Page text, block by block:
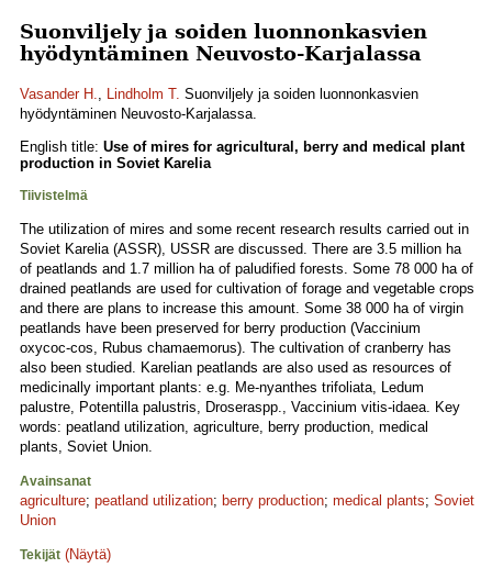
Suonviljely ja soiden luonnonkasvien
hyödyntäminen Neuvosto-Karjalassa
Vasander H., Lindholm T. Suonviljely ja soiden luonnonkasvien
hyödyntäminen Neuvosto-Karjalassa.
English title: Use of mires for agricultural, berry and medical plant
production in Soviet Karelia
Tiivistelmä
The utilization of mires and some recent research results carried out in
Soviet Karelia (ASSR), USSR are discussed. There are 3.5 million ha
of peatlands and 1.7 million ha of paludified forests. Some 78 000 ha of
drained peatlands are used for cultivation of forage and vegetable crops
and there are plans to increase this amount. Some 38 000 ha of virgin
peatlands have been preserved for berry production (Vaccinium
oxycoc-cos, Rubus chamaemorus). The cultivation of cranberry has
also been studied. Karelian peatlands are also used as resources of
medicinally important plants: e.g. Me-nyanthes trifoliata, Ledum
palustre, Potentilla palustris, Droseraspp., Vaccinium vitis-idaea. Key
words: peatland utilization, agriculture, berry production, medical
plants, Soviet Union.
Avainsanat
agriculture; peatland utilization; berry production; medical plants; Soviet
Union
Tekijät (Näytä)